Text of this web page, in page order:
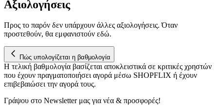
διεύθυνση IP σας, χρησιμοποιώντας τεχνολογία όπως cookies
στη συσκευή σας, με σκοπό την προβολή εξατομικευμένων
διαφημίσεων και περιεχομένου, τις μετρήσεις σχετικά με
μας και την ανάπτυξη προϊόντων. Επίσης, κοινοποιούμε
πληροφορίες σχετικά με την από μέρους σας χρήση της
τοποθεσίας μας στους συνεργάτες μέσων κοινωνικής
δικτύωσης, διαφημίσεων και ανάλυσης.
Αξιολογήσεις
Προς το παρόν δεν υπάρχουν άλλες αξιολογήσεις. Όταν
προστεθούν, θα εμφανιστούν εδώ.
Πώς υπολογίζεται η βαθμολογία
Η τελική βαθμολογία βασίζεται αποκλειστικά σε κριτικές χρηστών
που έχουν πραγματοποιήσει αγορά μέσω SHOPFLIX ή έχουν
επιβεβαιώσει την αγορά τους.
Γράψου στο Νewsletter μας για νέα & προσφορές!